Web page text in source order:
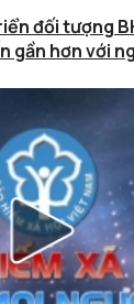
đối tượng
gần hơn với